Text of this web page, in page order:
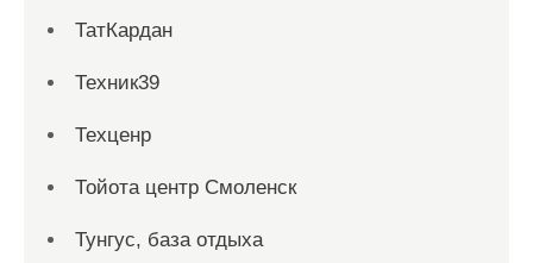
ТатКардан
Техник39
Техценр
Тойота центр Смоленск
Тунгус, база отдыха